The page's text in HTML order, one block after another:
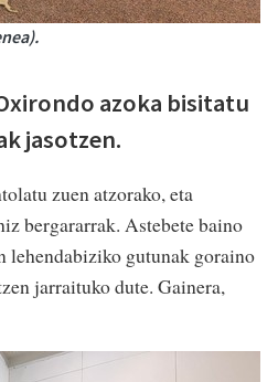
azoka bisitatu
jasotzen.
zuen atzorako, eta
bergararrak. Astebete baino
lehendabiziko gutunak goraino
jarraituko dute. Gainera,